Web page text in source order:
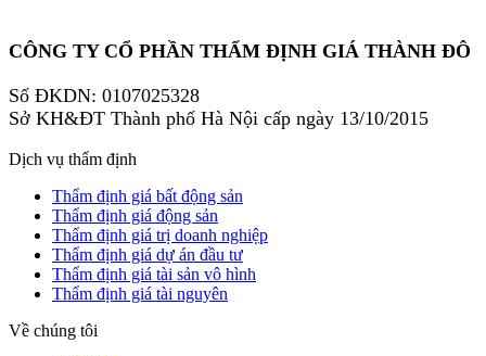
CÔNG TY CỔ PHẦN THẨM ĐỊNH GIÁ THÀNH ĐÔ
Số ĐKDN: 0107025328
Sở KH&ĐT Thành phố Hà Nội cấp ngày 13/10/2015
Dịch vụ thẩm định
Thẩm định giá bất động sản
Thẩm định giá động sản
Thẩm định giá trị doanh nghiệp
Thẩm định giá dự án đầu tư
Thẩm định giá tài sản vô hình
Thẩm định giá tài nguyên
Về chúng tôi